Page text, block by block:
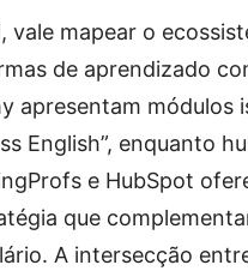
vale mapear o
de aprendizado
apresentam módulos
English”, enquanto
e HubSpot
que
A intersecção